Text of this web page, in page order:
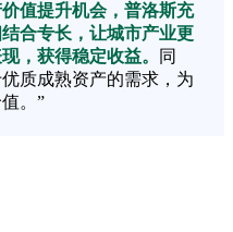
值提升机会，普洛斯充
合专长，让城市产业更
，获得稳定收益。
同
质成熟资产的需求，为
。”